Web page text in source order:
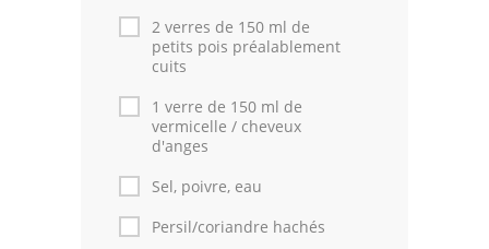
Fêtes Religieuses
Forum
Thèmes
Espace Personnel
2 verres de 150 ml de
petits pois préalablement
cuits
1 verre de 150 ml de
vermicelle / cheveux
d'anges
Sel, poivre, eau
Persil/coriandre hachés